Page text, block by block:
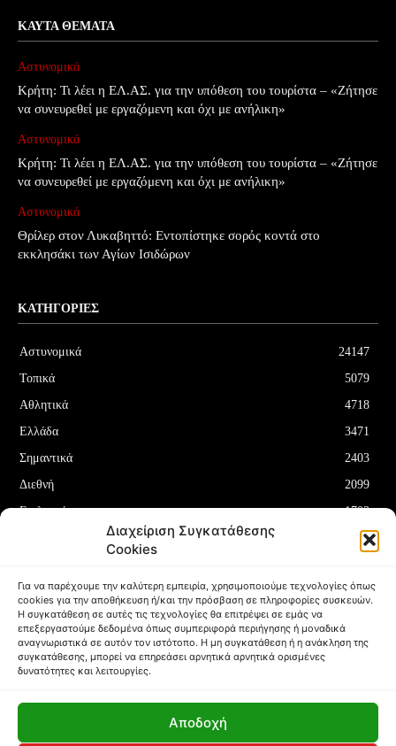
Διαχείριση Συγκατάθεσης
Cookies
Για να παρέχουμε την καλύτερη εμπειρία, χρησιμοποιούμε τεχνολογίες όπως
cookies για την αποθήκευση ή/και την πρόσβαση σε πληροφορίες συσκευών.
Η συγκατάθεση σε αυτές τις τεχνολογίες θα επιτρέψει σε εμάς να
επεξεργαστούμε δεδομένα όπως συμπεριφορά περιήγησης ή μοναδικά
αναγνωριστικά σε αυτόν τον ιστότοπο. Η μη συγκατάθεση ή η ανάκληση της
συγκατάθεσης, μπορεί να επηρεάσει αρνητικά αρνητικά ορισμένες
δυνατότητες και λειτουργίες.
Αποδοχή
ΚΑΥΤΆ ΘΈΜΑΤΑ
Αστυνομικά
Κρήτη: Τι λέει η ΕΛ.ΑΣ. για την υπόθεση του τουρίστα – «Ζήτησε
να συνευρεθεί με εργαζόμενη και όχι με ανήλικη»
Αστυνομικά
Κρήτη: Τι λέει η ΕΛ.ΑΣ. για την υπόθεση του τουρίστα – «Ζήτησε
να συνευρεθεί με εργαζόμενη και όχι με ανήλικη»
Αστυνομικά
Θρίλερ στον Λυκαβηττό: Εντοπίστηκε σορός κοντά στο
εκκλησάκι των Αγίων Ισιδώρων
ΚΑΤΗΓΟΡΊΕΣ
Αστυνομικά
24147
Τοπικά
5079
Αθλητικά
4718
Ελλάδα
3471
Σημαντικά
2403
Διεθνή
2099
Επιλεγμένα
1703
1180
ΌΡΟΙ ΚΑΙ ΠΡΟΫΠΟΘΈΣΕΙΣ
ΠΟΛΙΤΙΚΉ COOKIES (ΕΕ)
Copyright © Papafotis.gr 2024